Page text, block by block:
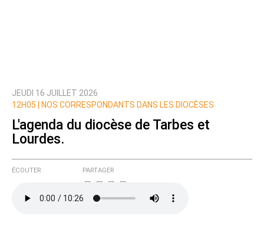
JEUDI 16 JUILLET 2026
12H05 |
NOS CORRESPONDANTS DANS LES DIOCÈSES
L'agenda du diocèse de Tarbes et
Lourdes.
ÉCOUTER PARTAGER